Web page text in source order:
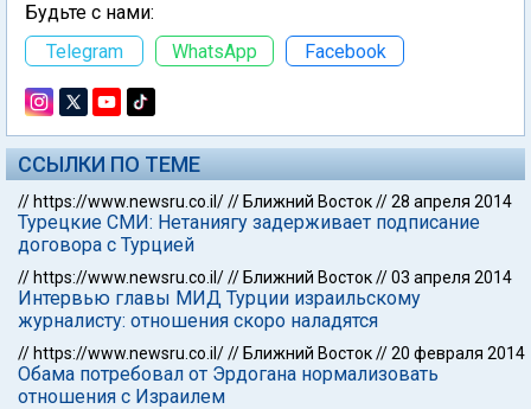
Будьте с нами:
Telegram
WhatsApp Facebook
ССЫЛКИ ПО ТЕМЕ
// https://www.newsru.co.il/// Ближний Восток//28 апреля 2014
Турецкие СМИ: Нетаниягу задерживает подписание
договора с Турцией
// https://www.newsru.co.il/// Ближний Восток//03 апреля 2014
Интервью главы МИД Турции израильскому
журналисту: отношения скоро наладятся
// https://www.newsru.co.il/// Ближний Восток//20 февраля 2014
Обама потребовал от Эрдогана нормализовать
отношения с Израилем